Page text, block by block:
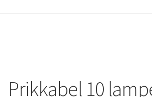
Winkelmand
Prikkabel 10